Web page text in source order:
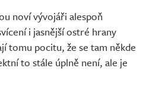
noví vývojáři alespoň
i jasnější ostré hrany
tomu pocitu, že se tam někde
to stále úplně není, ale je